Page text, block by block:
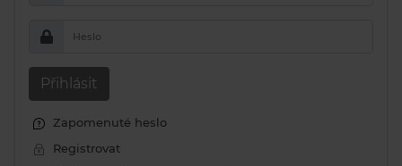
Heslo
Přihlásit
Zapomenuté heslo
Registrovat